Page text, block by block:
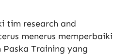
tim research and
menerus memperbaiki
Training yang